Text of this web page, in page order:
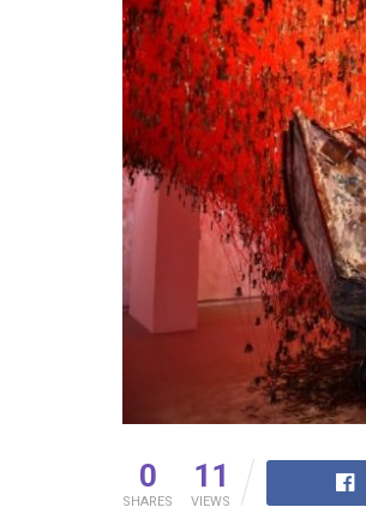
0
SHARES
11
VIEWS